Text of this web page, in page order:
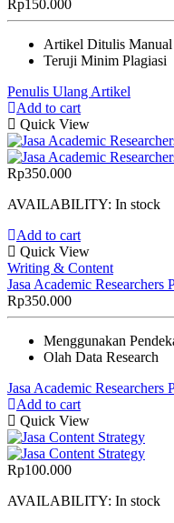
Rp150.000
Artikel Ditulis Manual
Teruji Minim Plagiasi
Penulis Ulang Artikel
Add to cart
Quick View
Rp350.000
AVAILABILITY: In stock
Add to cart
Quick View
Writing & Content
Jasa Academic Researchers
Rp350.000
Menggunakan
Olah Data Research
Jasa Academic Researchers
Add to cart
Quick View
Rp100.000
AVAILABILITY: In stock